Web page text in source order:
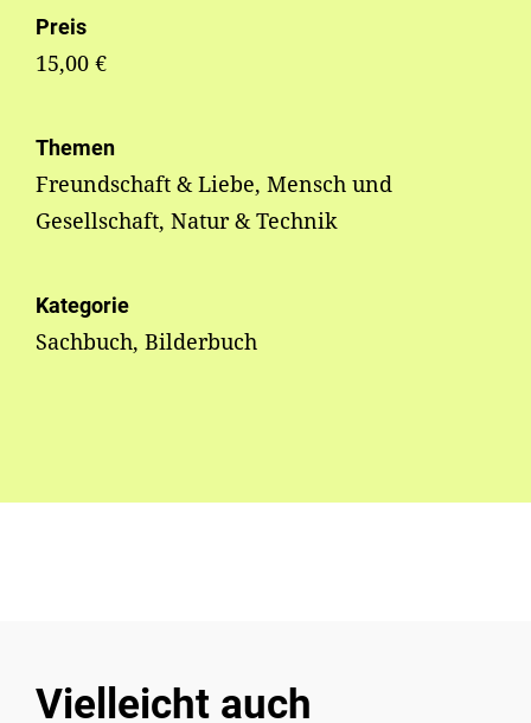
Preis
15,00 €
Themen
Freundschaft & Liebe, Mensch und
Gesellschaft, Natur & Technik
Kategorie
Sachbuch, Bilderbuch
Vielleicht auch